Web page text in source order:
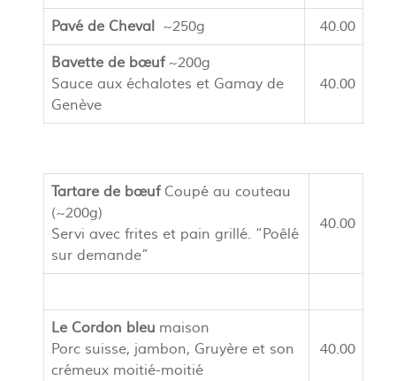
Pavé de Cheval ~250g 40.00
Bavette de bœuf~200g
Sauce aux échalotes et Gamay de
Genève
40.00
Tartare de bœufCoupé au couteau
(~200g)
Servi avec frites et pain grillé. “Poêlé
sur demande”
40.00
Le Cordon bleu maison
Porc suisse, jambon, Gruyère et son
crémeux moitié-moitié
40.00